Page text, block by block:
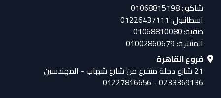
شاكور: 01068815198
اسطانبول: 01226437111
صفية: 01068810080
المنشية: 01002860679
فروع القاهرة
21 شارع دجلة متفرع من شارع شهاب - المهندسين
0233369136 - 01227816656